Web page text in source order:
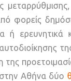
φορείς
ή ερευνητικά
Αθήνα δύο